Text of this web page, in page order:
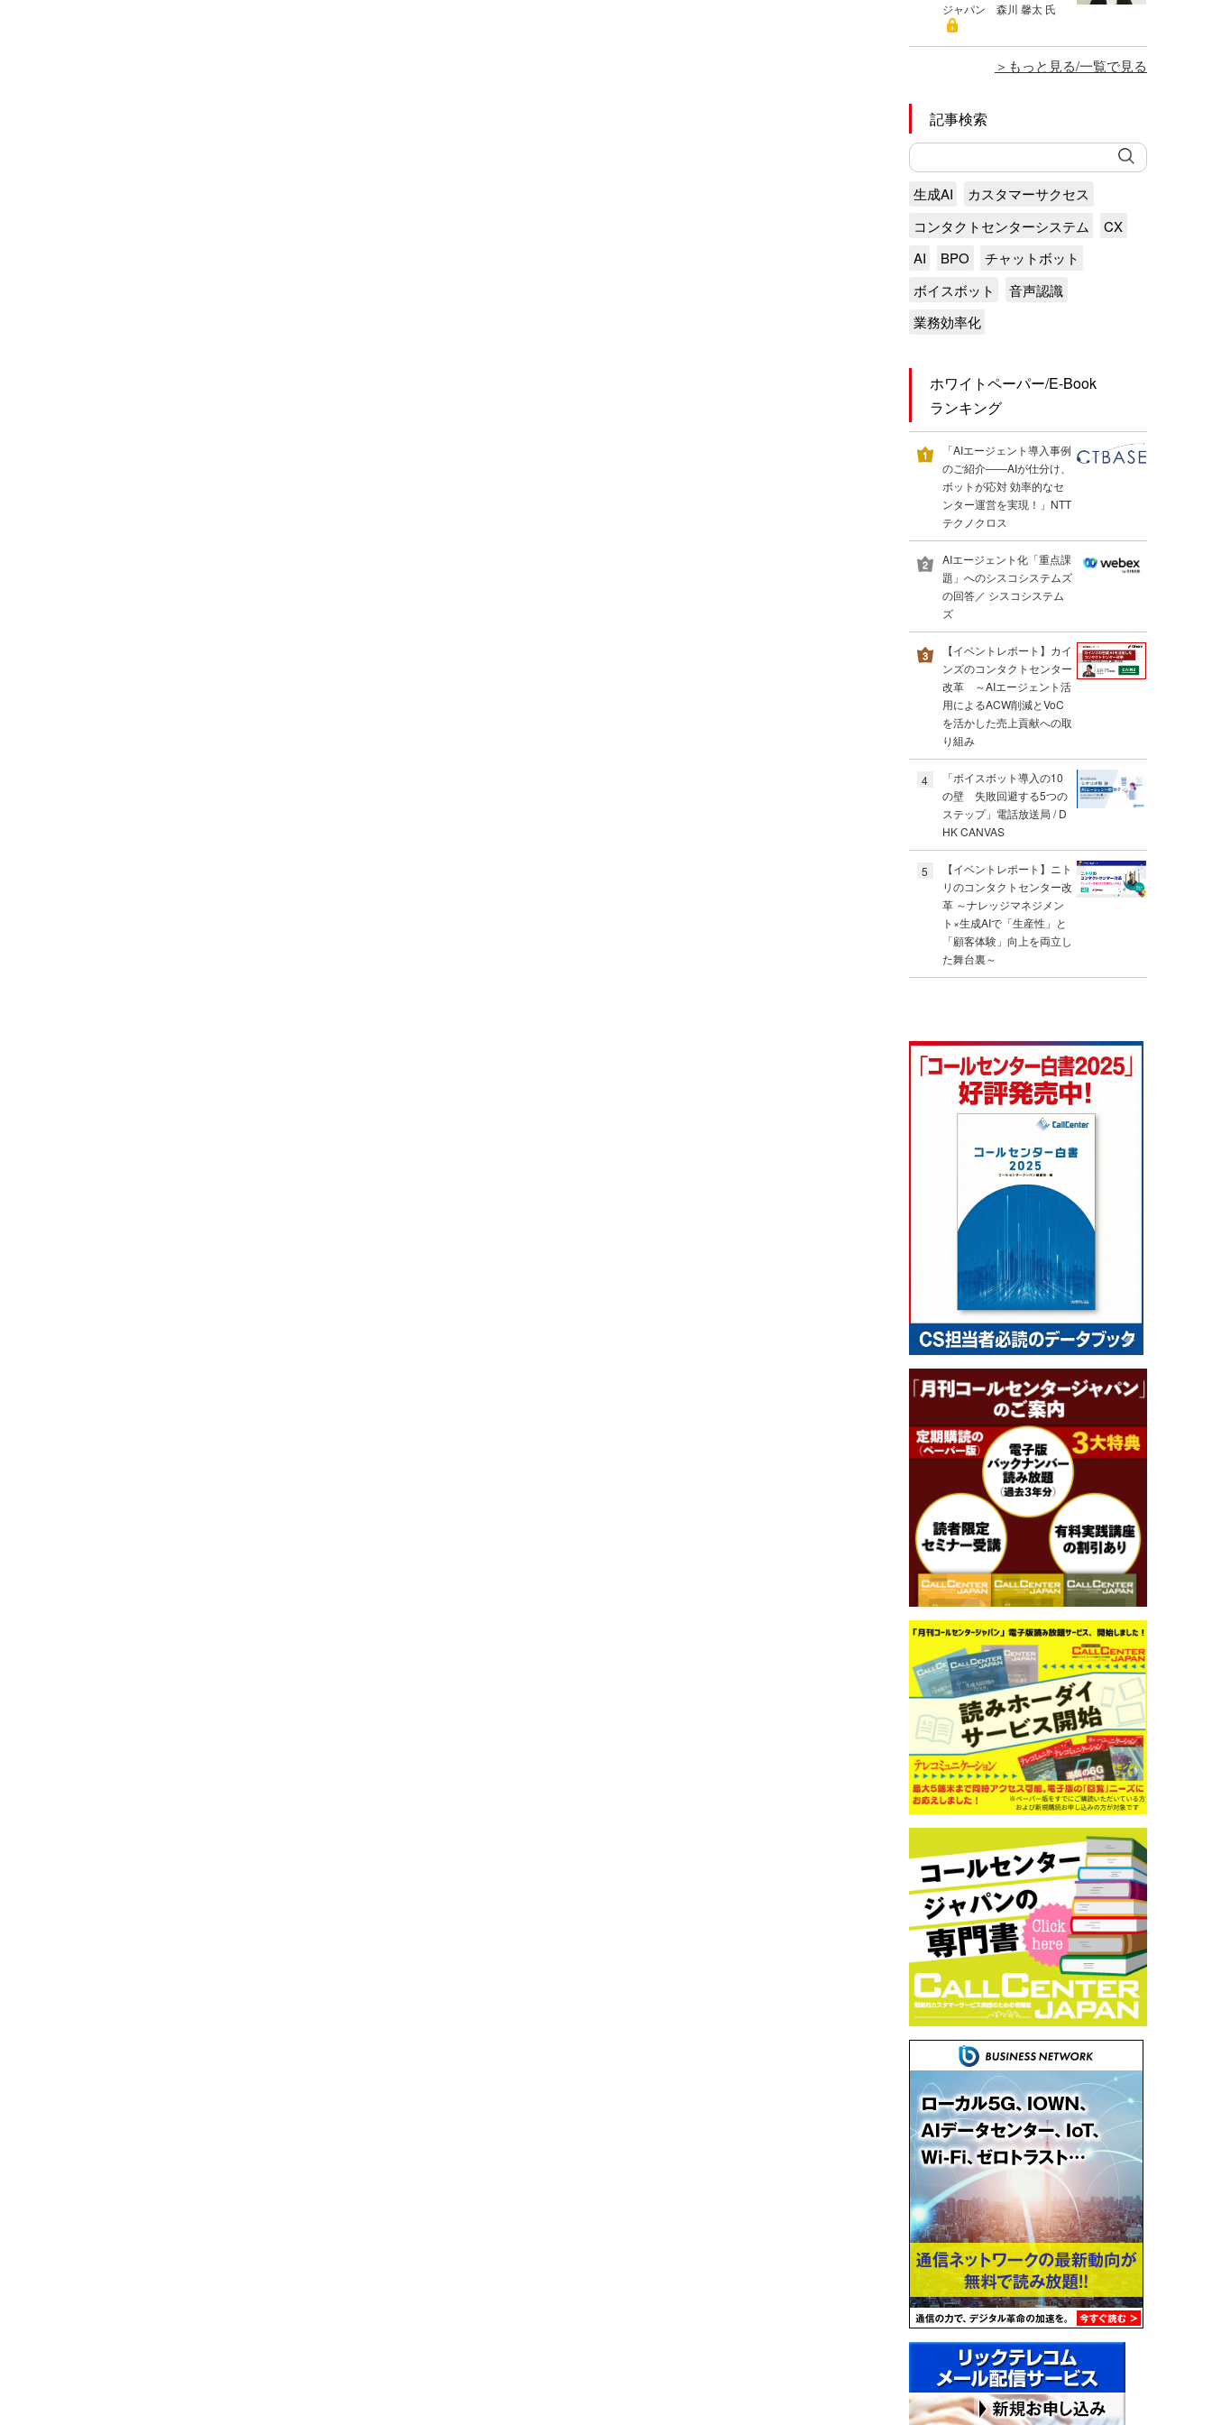
ジャパン 森川 馨太 氏
もっと見る/一覧で見る
記事検索
生成AI
カスタマーサクセス
コンタクトセンターシステム
CX
AI
BPO
チャットボット
ボイスボット
音声認識
業務効率化
ホワイトペーパー/E-Book
ランキング
「AIエージェント導入事例
のご紹介――AIが仕分け、
ボットが応対 効率的なセ
ンター運営を実現！」NTT
テクノクロス
AIエージェント化「重点課
題」へのシスコシステムズ
の回答／ シスコシステム
ズ
【イベントレポート】カイ
ンズのコンタクトセンター
改革 ～AIエージェント活
用によるACW削減とVoC
を活かした売上貢献への取
り組み
4
「ボイスボット導入の10
の壁 失敗回避する5つの
ステップ」電話放送局 / D
HK CANVAS
5
【イベントレポート】ニト
リのコンタクトセンター改
革 ～ナレッジマネジメン
ト×生成AIで「生産性」と
「顧客体験」向上を両立し
た舞台裏～